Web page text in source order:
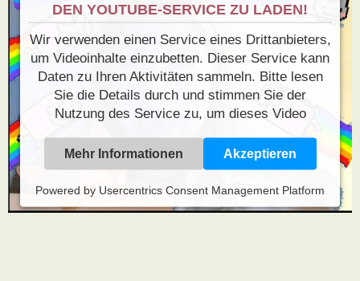
DEN YOUTUBE-SERVICE ZU LADEN!
Wir verwenden einen Service eines Drittanbieters,
um Videoinhalte einzubetten. Dieser Service kann
Daten zu Ihren Aktivitäten sammeln. Bitte lesen
Sie die Details durch und stimmen Sie der
Nutzung des Service zu, um dieses Video
Mehr Informationen Akzeptieren
Powered by Usercentrics Consent Management Platform